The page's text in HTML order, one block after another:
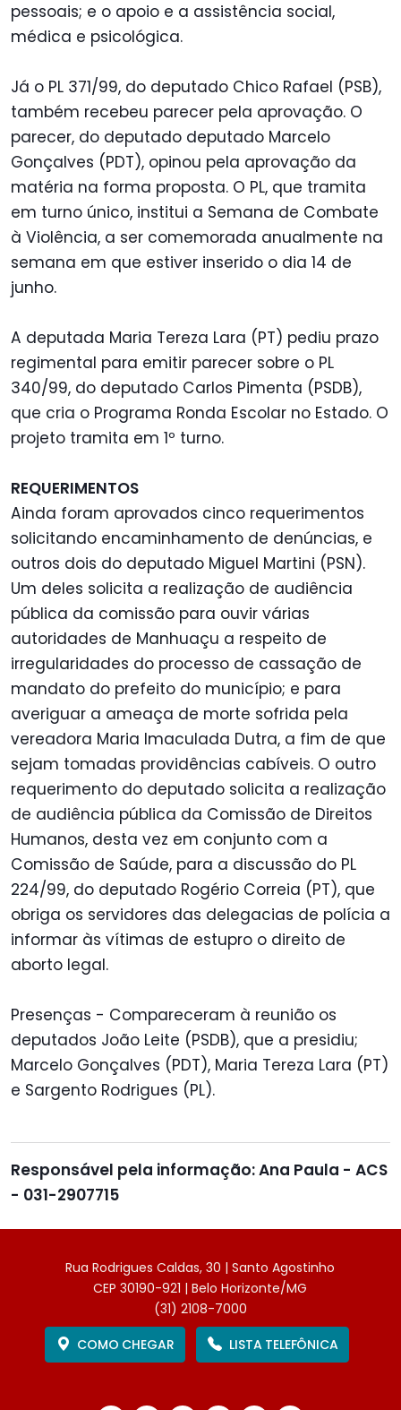
pessoais; e o apoio e a assistência social,
médica e psicológica.
Já o PL 371/99, do deputado Chico Rafael (PSB),
também recebeu parecer pela aprovação. O
parecer, do deputado deputado Marcelo
Gonçalves (PDT), opinou pela aprovação da
matéria na forma proposta. O PL, que tramita
em turno único, institui a Semana de Combate
à Violência, a ser comemorada anualmente na
semana em que estiver inserido o dia 14 de
junho.
A deputada Maria Tereza Lara (PT) pediu prazo
regimental para emitir parecer sobre o PL
340/99, do deputado Carlos Pimenta (PSDB),
que cria o Programa Ronda Escolar no Estado. O
projeto tramita em 1º turno.
REQUERIMENTOS
Ainda foram aprovados cinco requerimentos
solicitando encaminhamento de denúncias, e
outros dois do deputado Miguel Martini (PSN).
Um deles solicita a realização de audiência
pública da comissão para ouvir várias
autoridades de Manhuaçu a respeito de
irregularidades do processo de cassação de
mandato do prefeito do município; e para
averiguar a ameaça de morte sofrida pela
vereadora Maria Imaculada Dutra, a fim de que
sejam tomadas providências cabíveis. O outro
requerimento do deputado solicita a realização
de audiência pública da Comissão de Direitos
Humanos, desta vez em conjunto com a
Comissão de Saúde, para a discussão do PL
224/99, do deputado Rogério Correia (PT), que
obriga os servidores das delegacias de polícia a
informar às vítimas de estupro o direito de
aborto legal.
Presenças - Compareceram à reunião os
deputados João Leite (PSDB), que a presidiu;
Marcelo Gonçalves (PDT), Maria Tereza Lara (PT)
e Sargento Rodrigues (PL).
Responsável pela informação: Ana Paula - ACS
- 031-2907715
Rua Rodrigues Caldas, 30 | Santo Agostinho
CEP 30190-921 | Belo Horizonte/MG
(31) 2108-7000
COMO CHEGAR
LISTA TELEFÔNICA